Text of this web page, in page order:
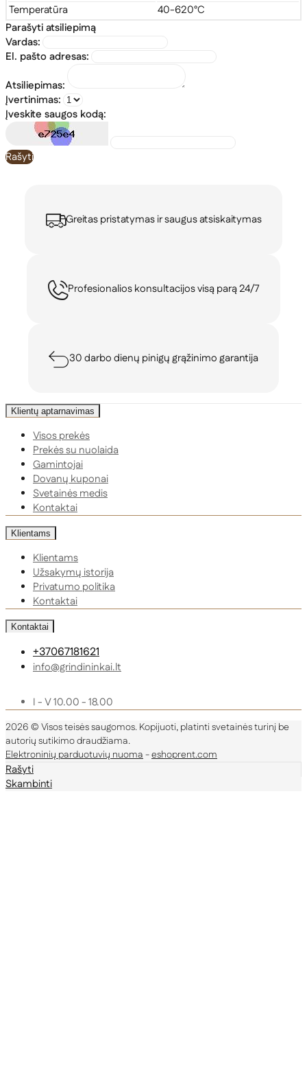
Temperatūra
40-620°C
Parašyti atsiliepimą
Vardas:
El. pašto adresas:
Atsiliepimas:
Įvertinimas:
Įveskite saugos kodą:
Rašyti
Greitas pristatymas ir saugus atsiskaitymas
Profesionalios konsultacijos visą parą 24/7
30 darbo dienų pinigų grąžinimo garantija
Klientų aptarnavimas
Visos prekės
Prekės su nuolaida
Gamintojai
Dovanų kuponai
Svetainės medis
Kontaktai
Klientams
Klientams
Užsakymų istorija
Privatumo politika
Kontaktai
Kontaktai
+37067181621
info@grindininkai.lt
I - V 10.00 - 18.00
2026 © Visos teisės saugomos. Kopijuoti, platinti svetainės turinį be
autorių sutikimo draudžiama.
Elektroninių parduotuvių nuoma-eshoprent.com
Rašyti
Skambinti